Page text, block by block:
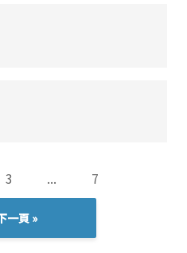
3 ... 7
一頁 »